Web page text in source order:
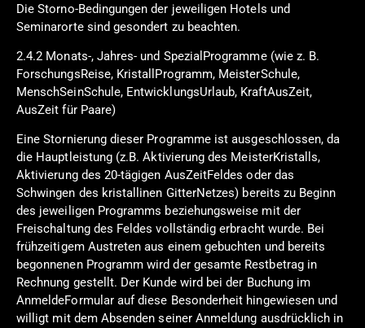
Die Storno-Bedingungen der jeweiligen Hotels und
Seminarorte sind gesondert zu beachten.
2.4.2 Monats-, Jahres- und SpezialProgramme (wie z. B.
ForschungsReise, KristallProgramm, MeisterSchule,
MenschSeinSchule, EntwicklungsUrlaub, KraftAusZeit,
AusZeit für Paare)
Eine Stornierung dieser Programme ist ausgeschlossen, da
die Hauptleistung (z.B. Aktivierung des MeisterKristalls,
Aktivierung des 20-tägigen AusZeitFeldes oder das
Schwingen des kristallinen GitterNetzes) bereits zu Beginn
des jeweiligen Programms beziehungsweise mit der
Freischaltung des Feldes vollständig erbracht wurde. Bei
frühzeitigem Austreten aus einem gebuchten und bereits
begonnenen Programm wird der gesamte Restbetrag in
Rechnung gestellt. Der Kunde wird bei der Buchung im
AnmeldeFormular auf diese Besonderheit hingewiesen und
willigt mit dem Absenden seiner Anmeldung ausdrücklich in